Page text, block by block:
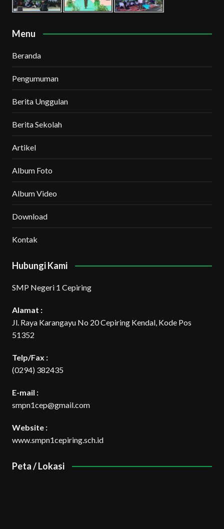
Menu
Beranda
Pengumuman
Berita Unggulan
Berita Sekolah
Artikel
Album Foto
Album Video
Download
Kontak
Hubungi Kami
SMP Negeri 1 Cepiring
Alamat :
Jl. Raya Karangayu No 20 Cepiring Kendal, Kode Pos
51352
Telp/Fax :
(0294) 382435
E-mail :
smpn1cep@gmail.com
Website :
www.smpn1cepiring.sch.id
Peta / Lokasi